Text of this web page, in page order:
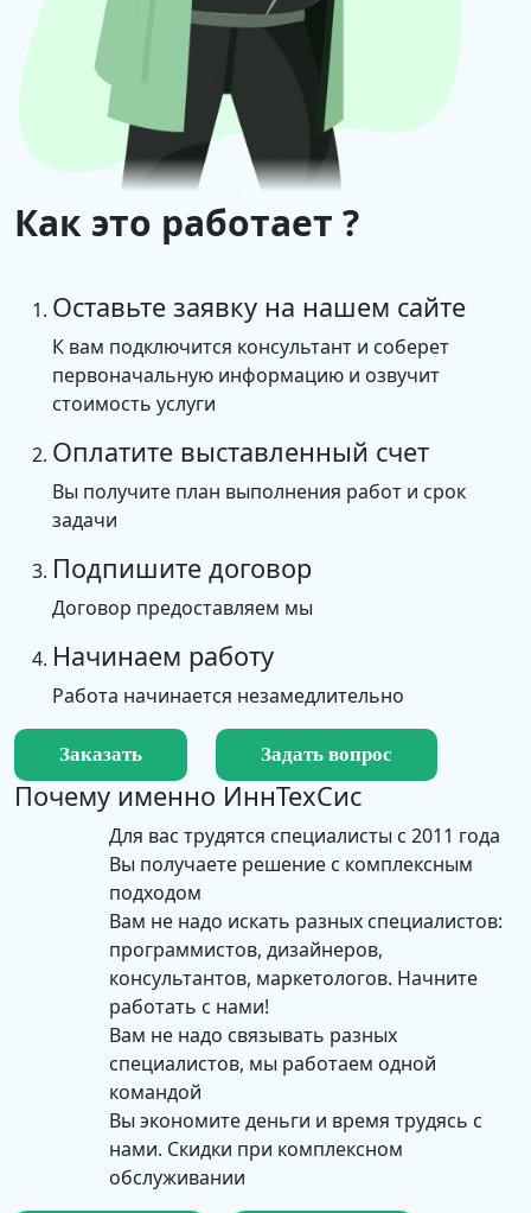
Как это работает ?
Оставьте заявку на нашем сайте
К вам подключится консультант и соберет
первоначальную информацию и озвучит
стоимость услуги
Оплатите выставленный счет
Вы получите план выполнения работ и срок
задачи
Подпишите договор
Договор предоставляем мы
Начинаем работу
Работа начинается незамедлительно
Заказать Задать вопрос
Почему именно ИннТехСис
Для вас трудятся специалисты с 2011 года
Вы получаете решение с комплексным
подходом
Вам не надо искать разных специалистов:
программистов, дизайнеров,
консультантов, маркетологов. Начните
работать с нами!
Вам не надо связывать разных
специалистов, мы работаем одной
командой
Вы экономите деньги и время трудясь с
нами. Скидки при комплексном
обслуживании